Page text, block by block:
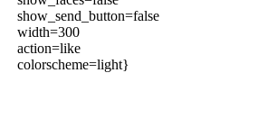
show_send_button=false
width=300
action=like
colorscheme=light}